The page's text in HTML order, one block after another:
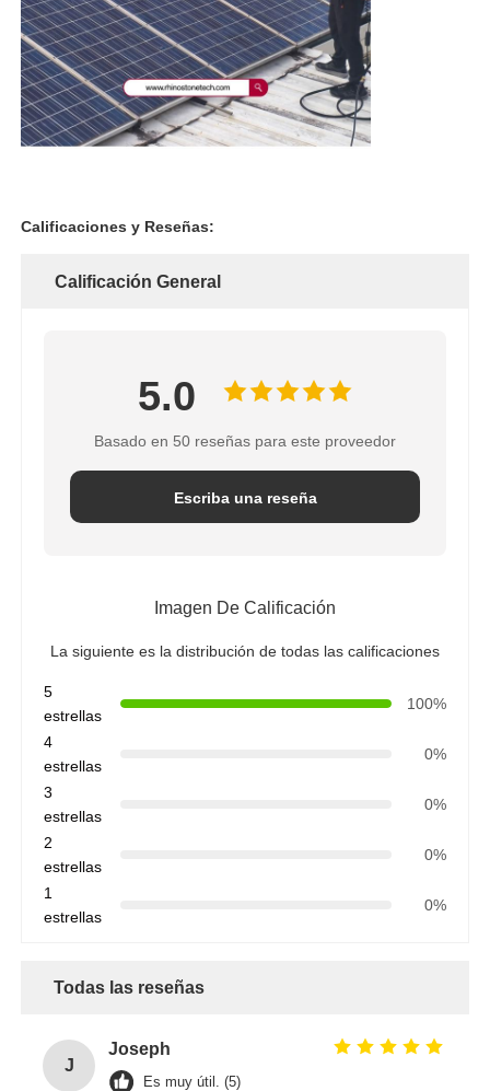
Calificaciones y Reseñas:
Calificación General
5.0
Basado en 50 reseñas para este proveedor
Escriba una reseña
Imagen De Calificación
La siguiente es la distribución de todas las calificaciones
5
estrellas
100%
4
estrellas
0%
3
estrellas
0%
2
estrellas
0%
1
estrellas
0%
Todas las reseñas
J
Joseph
Es muy útil. (5)